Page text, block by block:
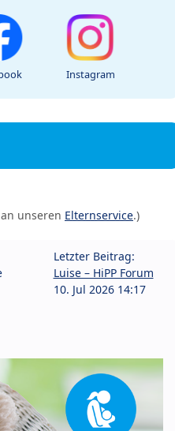
Instagram
unseren Elternservice.)
Letzter Beitrag:
Luise – HiPP Forum
10. Jul 2026 14:17